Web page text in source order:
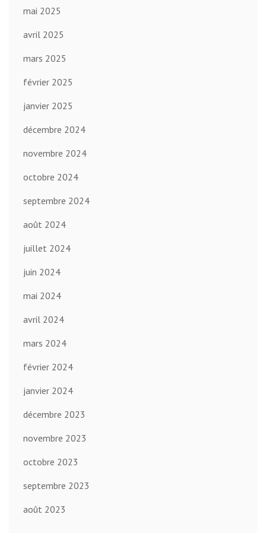
mai 2025
avril 2025
mars 2025
février 2025
janvier 2025
décembre 2024
novembre 2024
octobre 2024
septembre 2024
août 2024
juillet 2024
juin 2024
mai 2024
avril 2024
mars 2024
février 2024
janvier 2024
décembre 2023
novembre 2023
octobre 2023
septembre 2023
août 2023